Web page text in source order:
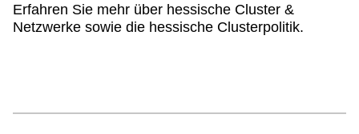
Erfahren Sie mehr über hessische Cluster &
Netzwerke sowie die hessische Clusterpolitik.